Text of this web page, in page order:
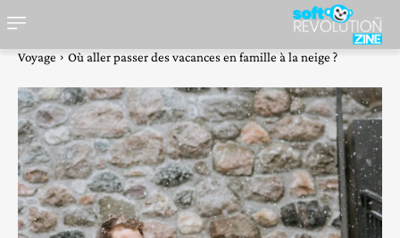
Voyage Où aller passer des vacances en famille à la neige ?